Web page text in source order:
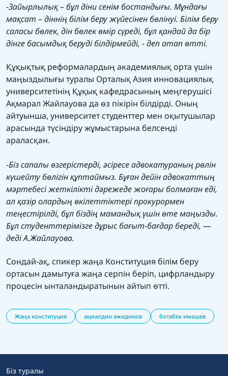
-Зайырлылық – бұл діни сенім бостандығы. Мұндағы
мақсат – діннің білім беру жүйесінен бөлінуі. Білім беру
саласы бөлек, дін бөлек өмір сүреді, бұл қандай да бір
дінге басымдық беруді білдірмейді, - деп атап өтті.
Құқықтық реформалардың академиялық орта үшін
маңыздылығы туралы Орталық Азия инновациялық
университетінің Құқық кафедрасының меңгерушісі
Ақмарал Жайлауова да өз пікірін білдірді. Оның
айтуынша, университет студенттер мен оқытушылар
арасында түсіндіру жұмыстарына белсенді
араласқан.
-Біз сапалы өзгерістерді, әсіресе адвокатураның рөлін
күшейту бөлігін құптаймыз. Бұған дейін адвокаттың
мәртебесі жеткілікті дәрежеде жоғары болмаған еді,
ал қазір олардың өкілеттіктері прокурормен
теңестірілді, бұл біздің мамандық үшін өте маңызды.
Бұл студенттерімізге дұрыс бағыт-бағдар береді, —
деді А.Жайлауова.
Сондай-ақ, спикер жаңа Конституция білім беру
ортасын дамытуға жаңа серпін беріп, цифрландыру
процесін ынталандыратынын айтып өтті.
Жаңа конституция ақмалдин әжидинов ботабек имашев
Біз туралы